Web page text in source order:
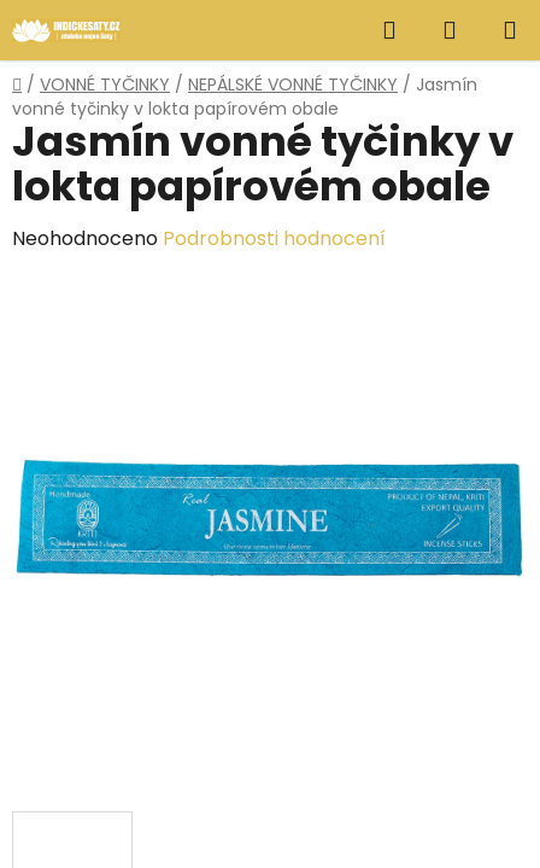
na
obsah
Hledat
KOŠÍK
Domů
/ VONNÉ TYČINKY / NEPÁLSKÉ VONNÉ TYČINKY / Jasmín
vonné tyčinky v lokta papírovém obale
Jasmín vonné tyčinky v
lokta papírovém obale
Průměrné
hvězdiček.
Neohodnoceno Podrobnosti hodnocení